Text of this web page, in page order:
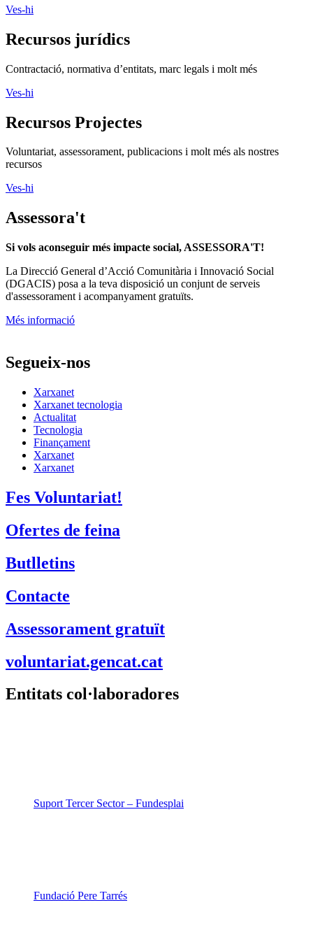
Ves-hi
Recursos jurídics
Contractació, normativa d’entitats, marc legals i molt més
Ves-hi
Recursos Projectes
Voluntariat, assessorament, publicacions i molt més als nostres
recursos
Ves-hi
Assessora't
Si vols aconseguir més impacte social, ASSESSORA'T!
La Direcció General d’Acció Comunitària i Innovació Social
(DGACIS) posa a la teva disposició un conjunt de serveis
d'assessorament i acompanyament gratuïts.
Més informació
Segueix-nos
Xarxanet
Xarxanet tecnologia
Actualitat
Tecnologia
Finançament
Xarxanet
Xarxanet
Fes Voluntariat!
Ofertes de feina
Butlletins
Contacte
Assessorament gratuït
voluntariat.gencat.cat
Entitats col·laboradores
Suport Tercer Sector – Fundesplai
Fundació Pere Tarrés